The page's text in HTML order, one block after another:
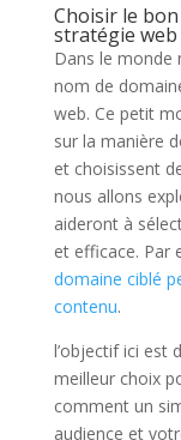
Choisir le
stratégie web
Dans le monde
nom de
web. Ce petit
sur la manière
et choisissent
nous allons
aideront à
et efficace. Par
domaine ciblé
contenu.
l’objectif ici est
meilleur choix
comment un
audience et